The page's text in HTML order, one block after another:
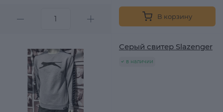
В корзину
Серый свитер Slazenger
в наличии